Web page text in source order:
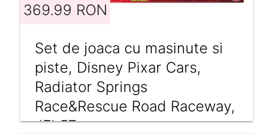
369.99 RON
Set de joaca cu masinute si
piste, Disney Pixar Cars,
Radiator Springs
Race&Rescue Road Raceway,
JFL57